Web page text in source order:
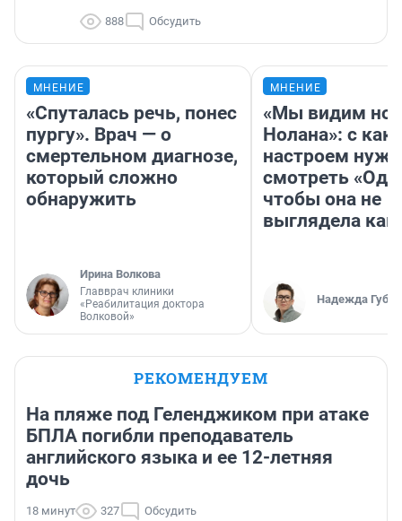
888 Обсудить
МНЕНИЕ
«Спуталась речь, понес
пургу». Врач — о
смертельном диагнозе,
который сложно
обнаружить
Ирина Волкова
Главврач клиники
«Реабилитация доктора
Волковой»
МНЕНИЕ
«Мы видим
Нолана»: с
настроем
смотреть
чтобы она не
выглядела как
Надежда
РЕКОМЕНДУЕМ
На пляже под Геленджиком при атаке
БПЛА погибли преподаватель
английского языка и ее 12-летняя
дочь
18 минут 327 Обсудить